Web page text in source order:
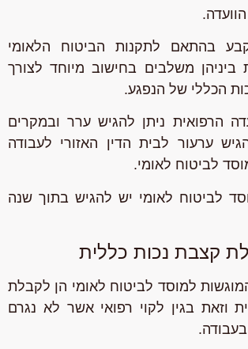
בהתאם לתקנות הביטוח הלאומי
ביניהן משלבים בחישוב מיוחד לצורך
הכללי של הנפגע.
הרפואית ניתן להגיש ערר ובמקרים
ערעור לבית הדין האזורי לעבודה
לביטוח לאומי.
לביטוח לאומי יש להגיש בתוך שנה
קצבת נכות כללית
למוסד לביטוח לאומי הן לקבלת
וזאת בגין לקוי רפואי אשר לא נגרם